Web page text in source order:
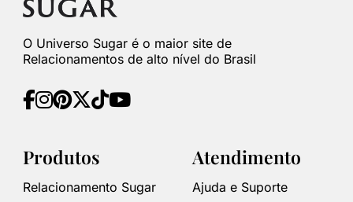
O Universo Sugar é o maior site de
Relacionamentos de alto nível do Brasil
Produtos
Relacionamento Sugar
Atendimento
Ajuda e Suporte